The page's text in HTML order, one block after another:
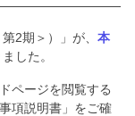
2期＞）」が、 本
した。
ページを閲覧する
項説明書」をご確